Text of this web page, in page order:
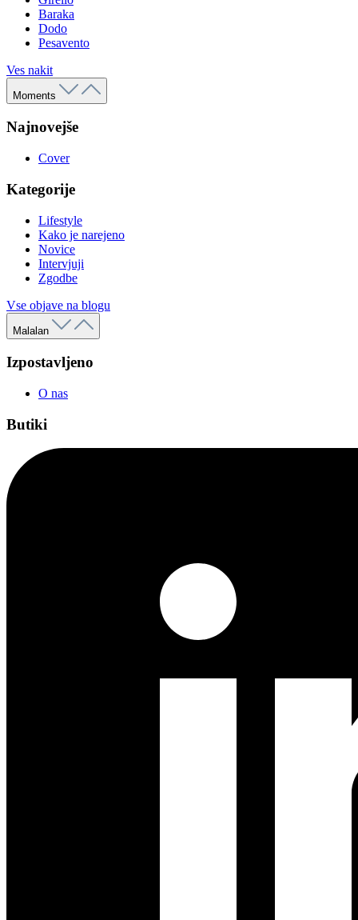
Baraka
Dodo
Pesavento
Ves nakit
Moments
Najnovejše
Cover
Kategorije
Lifestyle
Kako je narejeno
Novice
Intervjuji
Zgodbe
Vse objave na blogu
Malalan
Izpostavljeno
O nas
Butiki